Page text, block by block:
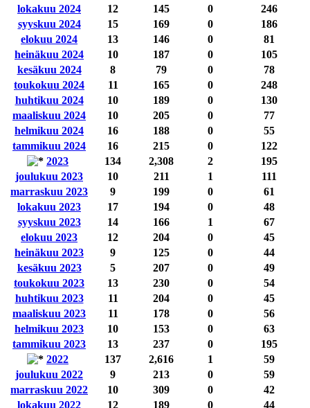
lokakuu 2024
12 145 0
246
syyskuu 2024
15 169 0
186
elokuu 2024
13 146 0
81
heinäkuu 2024
10 187 0
105
kesäkuu 2024
8 79 0
78
toukokuu 2024
11 165 0
248
huhtikuu 2024
10 189 0
130
maaliskuu 2024
10 205 0
77
helmikuu 2024
16 188 0
55
tammikuu 2024
16 215 0
122
2023
134 2,308 2
195
joulukuu 2023
10 211 1
111
marraskuu 2023
9 199 0
61
lokakuu 2023
17 194 0
48
syyskuu 2023
14 166 1
67
elokuu 2023
12 204 0
45
heinäkuu 2023
9 125 0
44
kesäkuu 2023
5 207 0
49
toukokuu 2023
13 230 0
54
huhtikuu 2023
11 204 0
45
maaliskuu 2023
11 178 0
56
helmikuu 2023
10 153 0
63
tammikuu 2023
13 237 0
195
2022
137 2,616 1
59
joulukuu 2022
9 213 0
59
marraskuu 2022
10 309 0
42
lokakuu 2022
12 189 0
44